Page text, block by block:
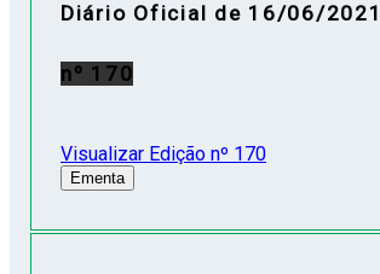
Diário Oficial de 16/06/2021
nº 170
Visualizar Edição nº 170
Ementa